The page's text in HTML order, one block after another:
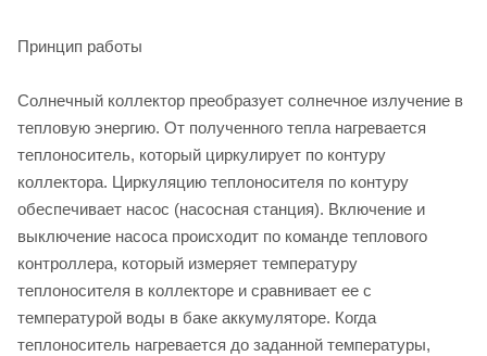
Принцип работы
Солнечный коллектор преобразует солнечное излучение в
тепловую энергию. От полученного тепла нагревается
теплоноситель, который циркулирует по контуру
коллектора. Циркуляцию теплоносителя по контуру
обеспечивает насос (насосная станция). Включение и
выключение насоса происходит по команде теплового
контроллера, который измеряет температуру
теплоносителя в коллекторе и сравнивает ее с
температурой воды в баке аккумуляторе. Когда
теплоноситель нагревается до заданной температуры,